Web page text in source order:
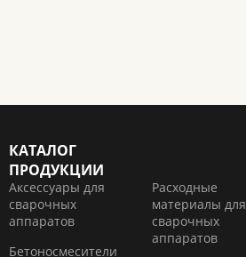
КАТАЛОГ
ПРОДУКЦИИ
Аксессуары для
сварочных
аппаратов
Бетоносмесители
Расходные
материалы для
сварочных
аппаратов